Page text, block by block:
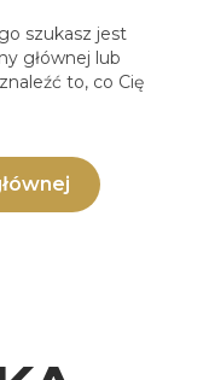
szukasz jest
głównej lub
to, co Cię